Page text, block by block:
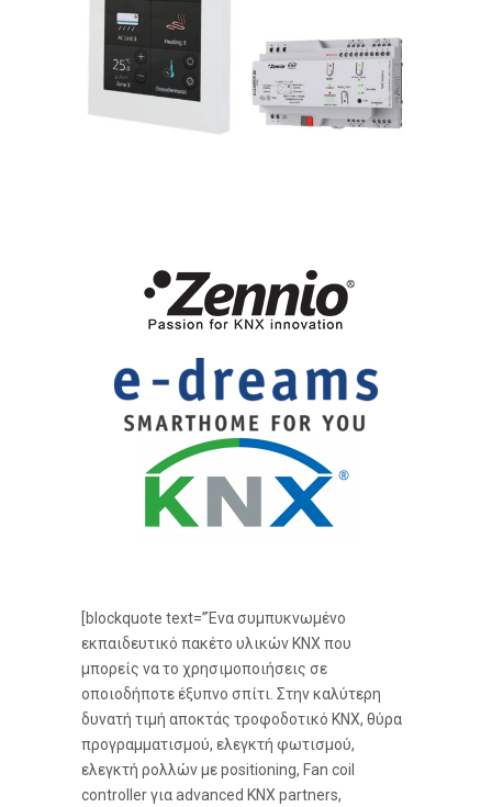
[blockquote text=”Ένα συμπυκνωμένο
εκπαιδευτικό πακέτο υλικών KNX που
μπορείς να το χρησιμοποιήσεις σε
οποιοδήποτε έξυπνο σπίτι. Στην καλύτερη
δυνατή τιμή αποκτάς τροφοδοτικό KNX, θύρα
προγραμματισμού, ελεγκτή φωτισμού,
ελεγκτή ρολλών με positioning, Fan coil
controller για advanced KNX partners,